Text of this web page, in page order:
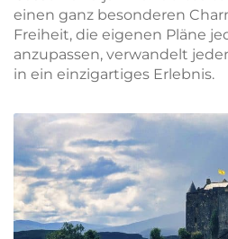
einen ganz besonderen
Freiheit, die eigenen Pläne
anzupassen, verwandelt
in ein einzigartiges Erlebnis.